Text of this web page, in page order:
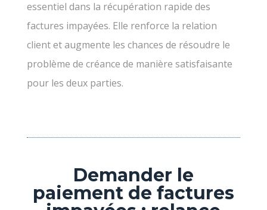
essentiel dans la récupération rapide des
factures impayées. Elle renforce la relation
client et augmente les chances de résoudre le
problème de créance de manière satisfaisante
pour les deux parties.
Demander le
paiement de factures